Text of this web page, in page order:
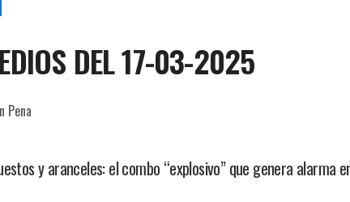
DEL 17-03-2025
Pena
y aranceles: el combo “explosivo” que genera